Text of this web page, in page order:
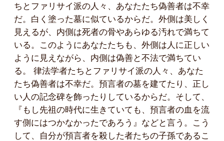
ちとファリサイ派の人々、あなたたち偽善者は不幸
だ。白く塗った墓に似ているからだ。外側は美しく
見えるが、内側は死者の骨やあらゆる汚れで満ちて
いる。このようにあなたたちも、外側は人に正しい
ように見えながら、内側は偽善と不法で満ちてい
る。 律法学者たちとファリサイ派の人々、あなた
たち偽善者は不幸だ。預言者の墓を建てたり、正し
い人の記念碑を飾ったりしているからだ。そして、
『もし先祖の時代に生きていても、預言者の血を流
す側にはつかなかったであろう』などと言う。こう
して、自分が預言者を殺した者たちの子孫であるこ